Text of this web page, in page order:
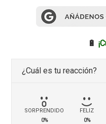
🔋
¿Cuál es tu reacción?
SORPRENDIDO
0%
FELIZ
0%